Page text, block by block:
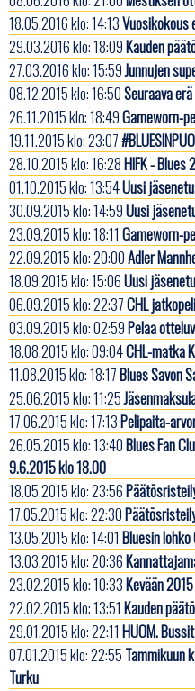
18.05.2016 klo: 14:13Vuosikokous
29.03.2016 klo: 18:09Kauden
27.03.2016 klo: 15:59Junnujen
08.12.2015 klo: 16:50Seuraava
26.11.2015 klo: 18:49Gameworn-
19.11.2015 klo: 23:07
28.10.2015 klo: 16:28HIFK - Blues
01.10.2015 klo: 13:54Uusi
30.09.2015 klo: 14:59Uusi
23.09.2015 klo: 18:11 Gameworn-
22.09.2015 klo: 20:00Adler
18.09.2015 klo: 15:06Uusi
06.09.2015 klo: 22:37CHL
03.09.2015 klo: 02:59Pelaa
18.08.2015 klo: 09:04CHL-matka
11.08.2015 klo: 18:17Blues Savon
25.06.2015 klo: 11:25
17.06.2015 klo: 17:13Pelipaita-
26.05.2015 klo: 13:40Blues Fan
9.6.2015 klo 18.00
18.05.2015 klo: 23:56
17.05.2015 klo: 22:30
13.05.2015 klo: 14:01 Bluesin lohko
13.03.2015 klo: 20:36
23.02.2015 klo: 10:33Kevään
22.02.2015 klo: 13:51 Kauden
29.01.2015 klo: 22:11 HUOM.
07.01.2015 klo: 22:55 Tammikuun
Turku